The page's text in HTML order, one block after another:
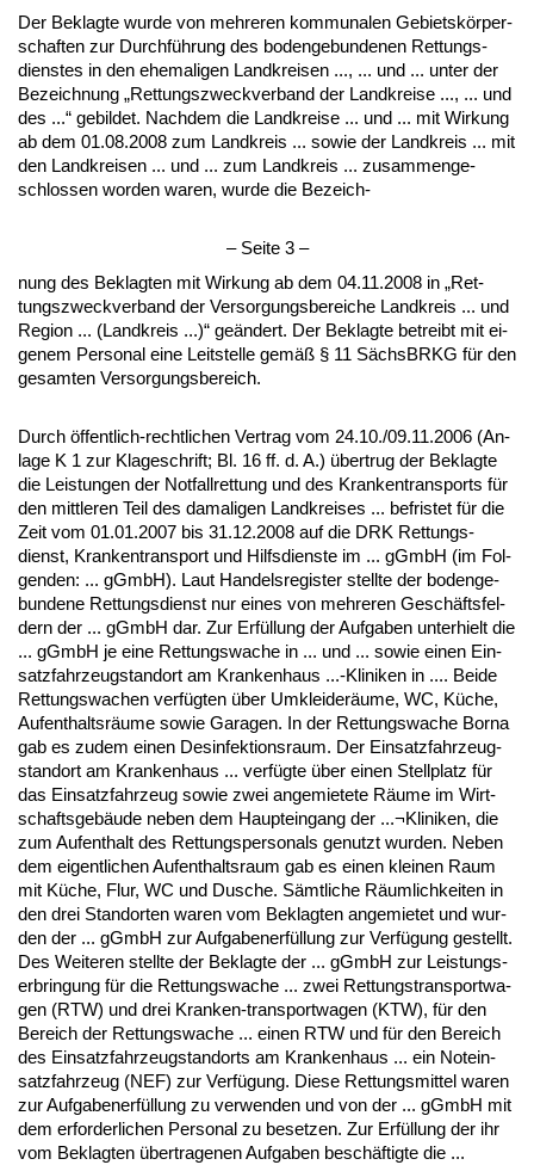
Der Be­klag­te wur­de von meh­re­ren kom­mu­na­len Ge­bietskörper­
schaf­ten zur Durchführung des bo­den­ge­bun­de­nen Ret­tungs­
diens­tes in den ehe­ma­li­gen Land­krei­sen ..., ... und ... un­ter der
Be­zeich­nung „Ret­tungs­zweck­ver­band der Land­krei­se ..., ... und
des ...“ ge­bil­det. Nach­dem die Land­krei­se ... und ... mit Wir­kung
ab dem 01.08.2008 zum Land­kreis ... so­wie der Land­kreis ... mit
den Land­krei­sen ... und ... zum Land­kreis ... zu­sam­men­ge­
schlos­sen wor­den wa­ren, wur­de die Be­zeich-
– Sei­te 3 –
nung des Be­klag­ten mit Wir­kung ab dem 04.11.2008 in „Ret­
tungs­zweck­ver­band der Ver­sor­gungs­be­rei­che Land­kreis ... und
Re­gi­on ... (Land­kreis ...)“ geändert. Der Be­klag­te be­treibt mit ei­
ge­nem Per­so­nal ei­ne Leit­stel­le gemäß § 11 Sächs­BRKG für den
ge­sam­ten Ver­sor­gungs­be­reich.
Durch öffent­lich-recht­li­chen Ver­trag vom 24.10./09.11.2006 (An­
la­ge K 1 zur Kla­ge­schrift; Bl. 16 ff. d. A.) über­trug der Be­klag­te
die Leis­tun­gen der Not­fall­ret­tung und des Kran­ken­trans­ports für
den mitt­le­ren Teil des da­ma­li­gen Land­krei­ses ... be­fris­tet für die
Zeit vom 01.01.2007 bis 31.12.2008 auf die DRK Ret­tungs­
dienst, Kran­ken­trans­port und Hilfs­diens­te im ... gGmbH (im Fol­
gen­den: ... gGmbH). Laut Han­dels­re­gis­ter stell­te der bo­den­ge­
bun­de­ne Ret­tungs­dienst nur ei­nes von meh­re­ren Geschäfts­fel­
dern der ... gGmbH dar. Zur Erfüllung der Auf­ga­ben un­ter­hielt die
... gGmbH je ei­ne Ret­tungs­wa­che in ... und ... so­wie ei­nen Ein­
satz­fahr­zeug­stand­ort am Kran­ken­haus ...-Kli­ni­ken in .... Bei­de
Ret­tungs­wa­chen verfügten über Um­klei­deräume, WC, Küche,
Auf­ent­haltsräume so­wie Ga­ra­gen. In der Ret­tungs­wa­che Bor­na
gab es zu­dem ei­nen Des­in­fek­ti­ons­raum. Der Ein­satz­fahr­zeug­
stand­ort am Kran­ken­haus ... verfügte über ei­nen Stell­platz für
das Ein­satz­fahr­zeug so­wie zwei an­ge­mie­te­te Räume im Wirt­
schafts­gebäude ne­ben dem Haupt­ein­gang der ...¬Kli­ni­ken, die
zum Auf­ent­halt des Ret­tungs­per­so­nals ge­nutzt wur­den. Ne­ben
dem ei­gent­li­chen Auf­ent­halts­raum gab es ei­nen klei­nen Raum
mit Küche, Flur, WC und Du­sche. Sämt­li­che Räum­lich­kei­ten in
den drei Stand­or­ten wa­ren vom Be­klag­ten an­ge­mie­tet und wur­
den der ... gGmbH zur Auf­ga­ben­erfüllung zur Verfügung ge­stellt.
Des Wei­te­ren stell­te der Be­klag­te der ... gGmbH zur Leis­tungs­
er­brin­gung für die Ret­tungs­wa­che ... zwei Ret­tungs­trans­port­wa­
gen (RTW) und drei Kran­ken-trans­port­wa­gen (KTW), für den
Be­reich der Ret­tungs­wa­che ... ei­nen RTW und für den Be­reich
des Ein­satz­fahr­zeug­stand­orts am Kran­ken­haus ... ein Not­e­in­
satz­fahr­zeug (NEF) zur Verfügung. Die­se Ret­tungs­mit­tel wa­ren
zur Auf­ga­ben­erfüllung zu ver­wen­den und von der ... gGmbH mit
dem er­for­der­li­chen Per­so­nal zu be­set­zen. Zur Erfüllung der ihr
vom Be­klag­ten über­tra­ge­nen Auf­ga­ben beschäftig­te die ...